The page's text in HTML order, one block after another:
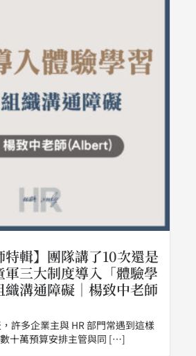
特輯】團隊講了10次還是
三大制度導入「體驗學
織溝通障礙｜楊致中老師
許多企業主與 HR 部門常遇到這樣
十萬預算安排主管與同 […]